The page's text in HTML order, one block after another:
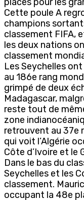
Cette poule A
champions
classement FIFA,
les deux nations
classement
Les Seychelles
au 186e rang
grimpé de deux
Madagascar,
reste tout de
zone
retrouvent au 37e
qui voit l’Algérie
Côte d’Ivoire et le
Dans le bas du
Seychelles et les
classement.
occupant la 48e